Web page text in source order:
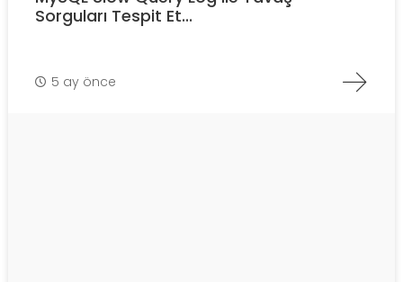
Sorguları Tespit Et...
5 ay önce